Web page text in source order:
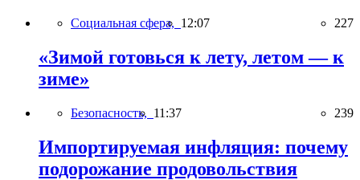
Социальная сфера, 12:07 227
«Зимой готовься к лету, летом — к
зиме»
Безопасность, 11:37 239
Импортируемая инфляция: почему
подорожание продовольствия